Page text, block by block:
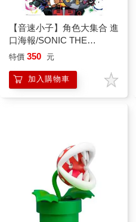
【音速小子】角色大集合 進
口海報/SONIC THE
HEDGEHOG
特價 350 元
加入購物車